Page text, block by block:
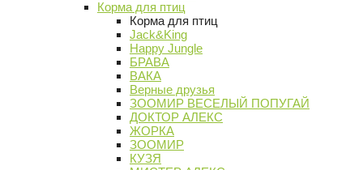
Корма для птиц
Корма для птиц
Jack&King
Happy Jungle
БРАВА
ВАКА
Верные друзья
ЗООМИР ВЕСЕЛЫЙ ПОПУГАЙ
ДОКТОР АЛЕКС
ЖОРКА
ЗООМИР
КУЗЯ